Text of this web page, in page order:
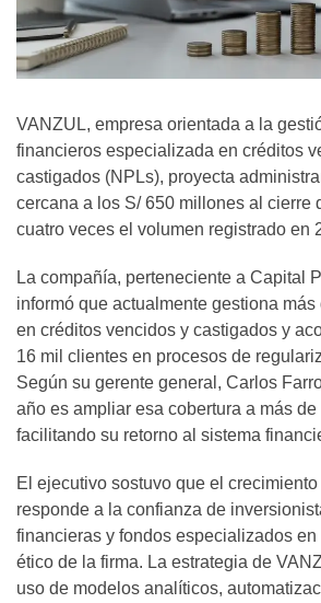
VANZUL, empresa orientada a la
financieros especializada en créditos
castigados (NPLs), proyecta
cercana a los S/ 650 millones al cierre
cuatro veces el volumen registrado en
La compañía, perteneciente a Capital
informó que actualmente gestiona
en créditos vencidos y castigados y
16 mil clientes en procesos de
Según su gerente general, Carlos
año es ampliar esa cobertura a más
facilitando su retorno al sistema
El ejecutivo sostuvo que el
responde a la confianza de
financieras y fondos especializados
ético de la firma. La estrategia de
uso de modelos analíticos,